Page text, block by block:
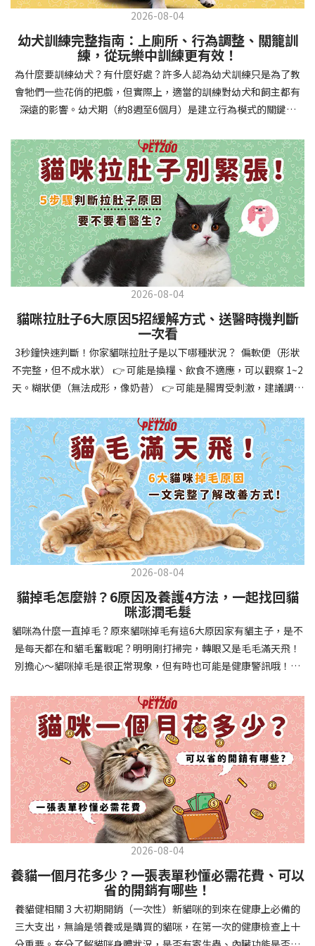
2026-08-04
幼犬訓練完整指南：上廁所、行為調整、關籠訓
練，從玩樂中訓練更有效！
為什麼要訓練幼犬？有什麼好處？許多人認為幼犬訓練只是為了教
會牠們一些花俏的把戲，但實際上，適當的訓練對幼犬和飼主都有
深遠的影響。幼犬期（約8週至6個月）是建立行為模式的關鍵時
的行為問題，並建立人犬間的健康關係。 建立安全健康的生活環境
透過基礎訓練，幼犬能學會家居規則，避免危險行為和破壞家具。
像是「不」和「放下」等指令可以阻止幼犬咬電線或誤食有害物
質，有效降低居家意外風險。規律的如廁訓練則能養成良好衛生習
慣，讓家中環境保持乾淨舒適。增強溝通與信任關係訓練過程就像
建立一種共同語言，幫助你和幼犬更好地理解彼此。當幼犬學會回
應你的指令，不只增加了互動機會，也建立了主人作為領導者的地
位。正向獎勵式訓練更能培養幼犬對你的信任感，強化情感連結，
創造更和諧的相處模式。培養社交技能與適應能力及早接觸各種環
境和刺激，能幫助幼犬成長為自信穩定的成犬。適當的社會化訓練
讓牠們學會如何與其他狗狗、動物和人類和平相處，減少恐懼或攻
擊行為。這種適應能力使幼犬未來能從容面對獸醫檢查、美容
salon、寄宿或旅行等各種情境，大大提升生活品質。 訓練幼犬不只
是教會指令，更是塑造性格和習慣的過程！ 透過耐心且一致的訓
練，你不僅能擁有一隻聽話的好狗狗，更能建立起相互尊重的終身
相處中獲得回報狗狗訓練指南，六步驟培養幼犬開始幼犬訓練時，
系統性的方法能帶來最佳效果。從信任建立到習慣養成，每個階段
都至關重要，缺一不可。良好的訓練應循序漸進，把握幼犬成長敏
感期，以積極正向的方式引導。遵循這六個步驟，即使是第一次養
狗的新手，也能輕鬆將調皮的小狗訓練成聽話的好夥伴！建立信任
基礎 幼犬訓練的第一步不是教指令，而是建立信任。剛到新家的幼
犬可能感到緊張不安，給予適當空間適應環境很重要。用溫柔的聲
音交談，提供安全舒適的窩，維持規律的餵食和如廁時間，讓幼犬
感到安心。輕輕撫摸、溫柔擁抱，每天安排固定玩耍時間，這些都
任你後，可開始教導基本指令。從簡單的「坐下」開始，再逐步學
習「趴下」、「等待」和「過來」。每次訓練保持在5-10分鐘內，
避免幼犬注意力分散。使用清晰一致的口令和手勢，成功時立即給
予獎勵和讚美。記住，重複是學習的關鍵，每天多次短時間練習效
果最佳。調整日常行為除了基本指令，幼犬還需學習生活禮儀。如
時立即獎勵。另外要處理的常見問題包括咬人、啃咬家具和亂叫。
每當出現不當行為，給予適當替代品（如咬玩具代替咬手），並在
幼犬選擇正確行為時獎勵，這比責罵更有效。社交化訓練 兩個月大
的幼犬正處於社會化黃金期，這階段的經驗將深刻影響未來性格。
安排幼犬接觸不同人類（包括兒童、戴眼鏡的人、使用拐杖的人
等）、各種動物、交通工具和環境聲音。起初保持在安全、受控的
情境中，逐漸增加複雜度。每次正面社交體驗後給予獎勵，建立幼
犬對新事物的積極態度。進階技巧強化 基礎訓練穩固後，可以進入
更複雜的技巧訓練。這包括遠距離控制、不同干擾下的指令遵從、
多步驟動作等。使用延遲獎勵技巧，讓幼犬學會即使沒有立即獎勵
也能保持良好行為。引入不同環境中的訓練，如公園、寵物店等，
幫助幼犬在各種情境下都能聽從指令。維持良好習慣 成功的訓練不
是一次性的，而是需要持續維護。即使幼犬已經掌握所有技能，也
要定期複習，防止行為退化。將訓練融入日常生活，如出門前的
2026-08-04
貓咪拉肚子6大原因5招緩解方式、送醫時機判斷
一次看
3秒鐘快速判斷！你家貓咪拉肚子是以下哪種狀況？ 偏軟便（形狀
不完整，但不成水狀） 👉 可能是換糧、飲食不適應，可以觀察 1~2
天。糊狀便（無法成形，像奶昔） 👉 可能是腸胃受刺激，建議調整
若超過 24 小時沒改善，建議就醫。血便（帶血絲或黑色糞便） 👉
可能是嚴重腸胃問題，應立即帶去獸醫院！想知道貓咪拉肚子的真
正原因，只要透過 5 個簡單步驟，就能判斷問題嚴重性，決定是否
需要就醫！接下來我們一起來看看該怎麼做吧！🐾 貓咪拉肚子怎麼
辦？5步驟判斷貓咪拉肚子是否需要馬上看醫生貓咪拉肚子的因素與
許多原因有關，更換食物、誤食異物或不乾淨的東西、寄生蟲、其
他疾病。 5 步驟判斷貓咪拉肚子原因，要不要看醫生？當貓咪拉肚
子時，不用慌張！透過以下 5 個步驟，就能快速判斷原因，並決定
是否需要帶去獸醫院。📌 貓咪拉肚子判斷步驟1：觀察糞便的狀態：
糞便質地是關鍵！不同形態代表不同的腸胃狀況📌 貓咪拉肚子判斷
步驟2：回想最近的飲食變化：有沒有突然換飼料或罐頭？ 有沒有吃
到新零食或人類食物？ 是否誤食異物？📌 貓咪拉肚子判斷步驟3：
確認環境與生活作息：最近是否搬家、換貓砂、新成員加入？ 天氣
是否有變化？ 飼主是否長時間外出？📌 貓咪拉肚子判斷步驟4：觀
察貓咪的精神與食慾：貓咪精神好嗎？、食慾是否正常？，可先觀
下降，表示身體狀況不佳，應儘快就醫！📌 貓咪拉肚子判斷步驟5：
檢查是否需要帶去看獸醫 如果拉肚子 1~2 次但精神好、食慾正常，
可以先觀察，如果腹瀉超過 48 小時或水狀腹瀉 + 嗜睡、食慾下降、
嘔吐 應立即就醫。 透過這 5 個步驟，你可以快速判斷貓咪拉肚子的
原因與嚴重程度，確保毛孩的腸胃健康！如果不確定情況，還是建
議讓獸醫檢查，才能安心哦！🐾💖4種高風險群貓咪拉肚子要小心高
風險貓咪包含：幼貓、老貓、懷孕貓、有慢性疾病貓，這些貓咪在
身體狀況出現警訊時要特別注意，如拉肚子次數超過2次以上，就建
議直接尋求獸醫協助。2要訣判斷貓咪拉肚子要不要看醫生 高風險貓
的貓咪，如拉肚子超過2-3天，建議直接尋求獸醫師協助。並記得提
供觀察紀錄給予獸醫師進行專業判斷。貓咪拉肚子但精神很好？如
果飼主有發現貓咪拉肚子的情形，但貓咪的精神很好。有可能與飲
食方便相關，回想是否進食新的食物，或是正進行飼料更換的過
2026-08-04
貓掉毛怎麼辦？6原因及養護4方法，一起找回貓
咪澎潤毛髮
貓咪為什麼一直掉毛？原來貓咪掉毛有這6大原因家有貓主子，是不
是每天都在和貓毛奮戰呢？明明剛打掃完，轉眼又是毛毛滿天飛！
別擔心～貓咪掉毛是很正常現象，但有時也可能是健康警訊哦！以
兩全其美！貓咪掉毛原因1. 皮膚問題貓咪皮膚問題是造成掉毛的常
見兇手！皮膚發炎、感染或是長期搔癢，都會讓貓咪的毛髮失去健
康光澤並大量脫落。常見的皮膚問題包括皮膚黴菌、細菌感染、疥
癬蟲等寄生蟲，甚至是皮膚過度乾燥。如果發現貓咪皮膚有紅腫、
結痂、脫屑或異常氣味，同時伴隨掉毛，建議盡快帶牠看獸醫哦！
貓咪掉毛原因2. 過敏誰說只有人類會過敏？貓咪也會！貓咪可能對
環境中的塵蟎、花粉、清潔劑，甚至是食物中的某些成分產生過敏
反應。過敏症狀不只是打噴嚏、流眼淚，還會引起皮膚搔癢和掉毛
問題。特別是食物過敏，更是常被忽略的掉毛元兇！如果貓咪經常
抓癢或舔舐特定部位，同時伴隨掉毛，很可能是過敏在作怪呢！貓
咪掉毛原因3. 營養不足貓咪的毛髮健康與營養息息相關！當貓咪飲
食中缺乏必要的蛋白質、脂肪酸（尤其是Omega-3和Omega-
6）、維生素或礦物質時，毛髮就會變得乾燥、脆弱，容易斷裂脫
落。長期餵食低品質或不均衡的貓糧，可能使貓咪營養不良，進而
2026-08-04
養貓一個月花多少？一張表單秒懂必需花費、可以
省的開銷有哪些！
養貓健相關 3 大初期開銷（一次性）新貓咪的到來在健康上必備的
三大支出，無論是領養或是購買的貓咪，在第一次的健康檢查上十